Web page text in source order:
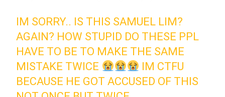
IM SORRY.. IS THIS SAMUEL LIM?
AGAIN? HOW STUPID DO THESE PPL
HAVE TO BE TO MAKE THE SAME
MISTAKE TWICE
IM CTFU
BECAUSE HE GOT ACCUSED OF THIS